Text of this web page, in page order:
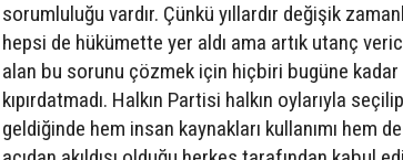
sorumluluğu vardır. Çünkü yıllardır değişik
hepsi de hükümette yer aldı ama artık utanç
alan bu sorunu çözmek için hiçbiri bugüne kadar
kıpırdatmadı. Halkın Partisi halkın oylarıyla
geldiğinde hem insan kaynakları kullanımı hem